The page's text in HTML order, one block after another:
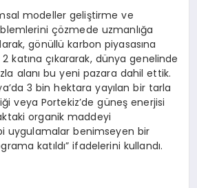
modeller geliştirme ve
çözmede uzmanlığa
gönüllü karbon piyasasına
2 katına çıkararak, dünya genelinde
alanı bu yeni pazara dahil ettik.
3 bin hektara yayılan bir tarla
veya Portekiz’de güneş enerjisi
organik maddeyi
uygulamalar benimseyen bir
katıldı” ifadelerini kullandı.